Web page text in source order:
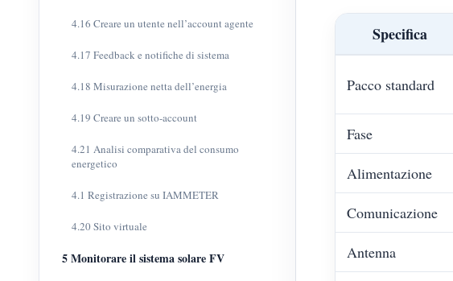
4.16 Creare un utente nell’account agente
4.17 Feedback e notifiche di sistema
4.18 Misurazione netta dell’energia
4.19 Creare un sotto-account
4.21 Analisi comparativa del consumo
energetico
4.1 Registrazione su IAMMETER
4.20 Sito virtuale
5 Monitorare il sistema solare FV
Specifica
Pacco standard
Fase
Alimentazione
Comunicazione
Antenna